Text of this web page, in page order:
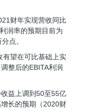
财年实现营收同比
润率的预期目前为
点。
有望在可比基础上实
整后的EBITA利润
益上调到50至55亿
长的预期（2020财